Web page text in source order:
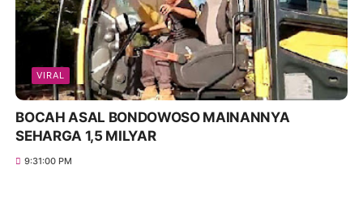
VIRAL
BOCAH ASAL BONDOWOSO MAINANNYA
SEHARGA 1,5 MILYAR
9:31:00 PM